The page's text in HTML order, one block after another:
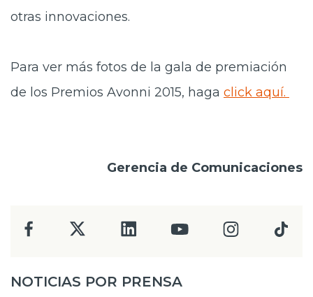
otras innovaciones.
Para ver más fotos de la gala de premiación
de los Premios Avonni 2015, haga click aquí.
Gerencia de Comunicaciones
NOTICIAS POR PRENSA